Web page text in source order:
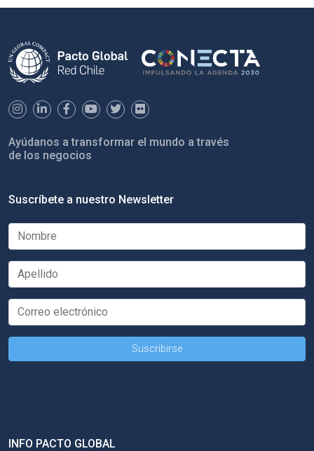
Ayúdanos a transformar el mundo a través
de los negocios
Suscríbete a nuestro Newsletter
INFO PACTO GLOBAL